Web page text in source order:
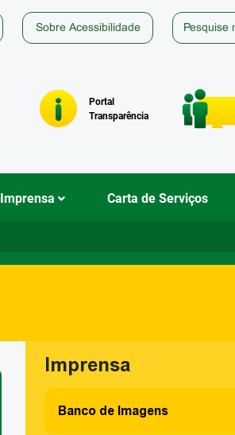
Sobre Acessibilidade
Pesquisar
Portal
Transparência
Imprensa Carta de Serviços
Imprensa
Banco de Imagens